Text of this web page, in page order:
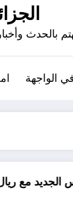
بالحدث
الواجهة
لا يبدع